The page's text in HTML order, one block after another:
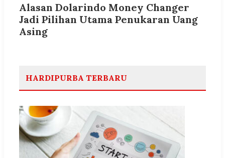
Alasan Dolarindo Money Changer
Jadi Pilihan Utama Penukaran Uang
Asing
HARDIPURBA TERBARU